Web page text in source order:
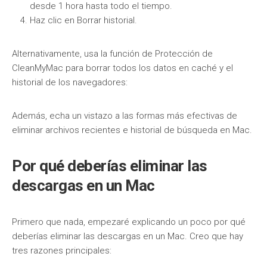
desde 1 hora hasta todo el tiempo.
Haz clic en Borrar historial.
Alternativamente, usa la función de Protección de
CleanMyMac para borrar todos los datos en caché y el
historial de los navegadores:
Además, echa un vistazo a las formas más efectivas de
eliminar archivos recientes e historial de búsqueda en Mac.
Por qué deberías eliminar las
descargas en un Mac
Primero que nada, empezaré explicando un poco por qué
deberías eliminar las descargas en un Mac. Creo que hay
tres razones principales: